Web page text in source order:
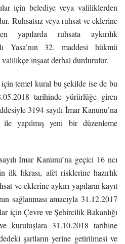
için belediye veya valiliklerden
Ruhsatsız veya ruhsat ve eklerine
yapılarda ruhsata aykırılık
Yasa’nın 32. maddesi hükmü
inşaat derhal durdurulur.
için temel kural bu şekilde ise de bu
tarihinde yürürlüğe giren
3194 sayılı İmar Kanunu’na
yapılmış yeni bir düzenleme
İmar Kanunu’na geçici 16 ncı
ilk fıkrası, afet risklerine hazırlık
ve eklerine aykırı yapıların kayıt
sağlanması amacıyla 31.12.2017
için Çevre ve Şehircilik Bakanlığı
kuruluşlara 31.10.2018 tarihine
şartların yerine getirilmesi ve